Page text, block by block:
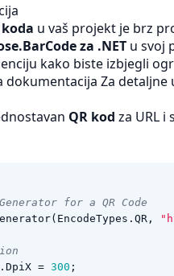
u vaš projekt je brz
za .NET u svoj
kako biste izbjegli
dokumentacija Za detaljne
QR kod za URL i
for a QR Code
( EncodeTypes . QR ,
. DpiX = 300 ;